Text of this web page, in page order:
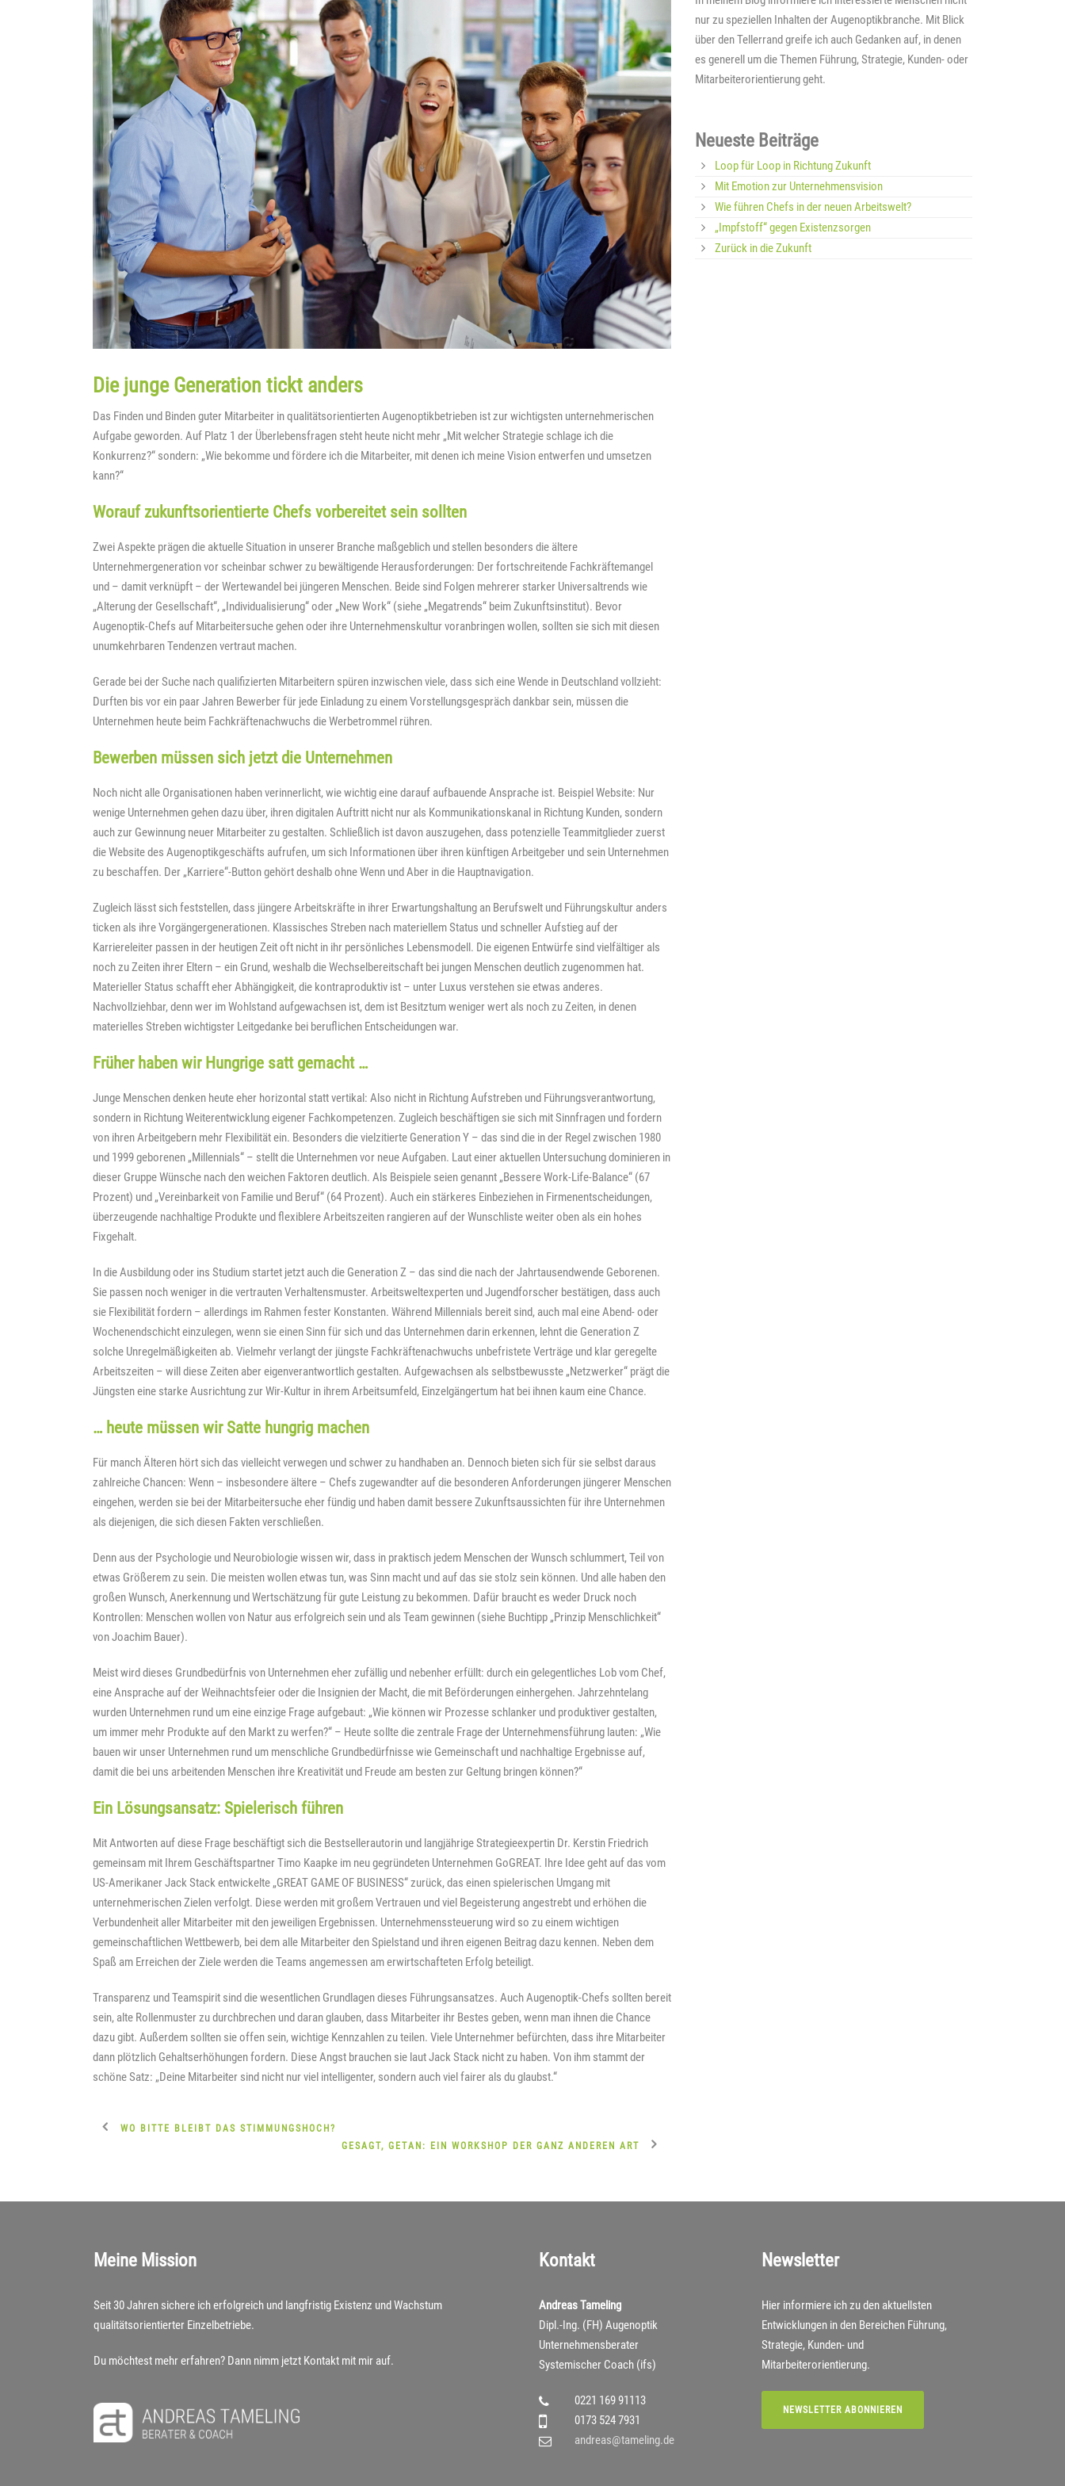
Die junge Generation tickt anders
Das Finden und Binden guter Mitarbeiter in qualitätsorientierten Augenoptikbetrieben ist zur wichtigsten unternehmerischen
Aufgabe geworden. Auf Platz 1 der Überlebensfragen steht heute nicht mehr „Mit welcher Strategie schlage ich die
Konkurrenz?“ sondern: „Wie bekomme und fördere ich die Mitarbeiter, mit denen ich meine Vision entwerfen und umsetzen
kann?“
Worauf zukunftsorientierte Chefs vorbereitet sein sollten
Zwei Aspekte prägen die aktuelle Situation in unserer Branche maßgeblich und stellen besonders die ältere
Unternehmergeneration vor scheinbar schwer zu bewältigende Herausforderungen: Der fortschreitende Fachkräftemangel
und – damit verknüpft – der Wertewandel bei jüngeren Menschen. Beide sind Folgen mehrerer starker Universaltrends wie
„Alterung der Gesellschaft“, „Individualisierung“ oder „New Work“ (siehe „Megatrends“ beim Zukunftsinstitut). Bevor
Augenoptik-Chefs auf Mitarbeitersuche gehen oder ihre Unternehmenskultur voranbringen wollen, sollten sie sich mit diesen
unumkehrbaren Tendenzen vertraut machen.
Gerade bei der Suche nach qualifizierten Mitarbeitern spüren inzwischen viele, dass sich eine Wende in Deutschland vollzieht:
Durften bis vor ein paar Jahren Bewerber für jede Einladung zu einem Vorstellungsgespräch dankbar sein, müssen die
Unternehmen heute beim Fachkräftenachwuchs die Werbetrommel rühren.
Bewerben müssen sich jetzt die Unternehmen
Noch nicht alle Organisationen haben verinnerlicht, wie wichtig eine darauf aufbauende Ansprache ist. Beispiel Website: Nur
wenige Unternehmen gehen dazu über, ihren digitalen Auftritt nicht nur als Kommunikationskanal in Richtung Kunden, sondern
auch zur Gewinnung neuer Mitarbeiter zu gestalten. Schließlich ist davon auszugehen, dass potenzielle Teammitglieder zuerst
die Website des Augenoptikgeschäfts aufrufen, um sich Informationen über ihren künftigen Arbeitgeber und sein Unternehmen
zu beschaffen. Der „Karriere“-Button gehört deshalb ohne Wenn und Aber in die Hauptnavigation.
Zugleich lässt sich feststellen, dass jüngere Arbeitskräfte in ihrer Erwartungshaltung an Berufswelt und Führungskultur anders
ticken als ihre Vorgängergenerationen. Klassisches Streben nach materiellem Status und schneller Aufstieg auf der
Karriereleiter passen in der heutigen Zeit oft nicht in ihr persönliches Lebensmodell. Die eigenen Entwürfe sind vielfältiger als
noch zu Zeiten ihrer Eltern – ein Grund, weshalb die Wechselbereitschaft bei jungen Menschen deutlich zugenommen hat.
Materieller Status schafft eher Abhängigkeit, die kontraproduktiv ist – unter Luxus verstehen sie etwas anderes.
Nachvollziehbar, denn wer im Wohlstand aufgewachsen ist, dem ist Besitztum weniger wert als noch zu Zeiten, in denen
materielles Streben wichtigster Leitgedanke bei beruflichen Entscheidungen war.
Früher haben wir Hungrige satt gemacht …
Junge Menschen denken heute eher horizontal statt vertikal: Also nicht in Richtung Aufstreben und Führungsverantwortung,
sondern in Richtung Weiterentwicklung eigener Fachkompetenzen. Zugleich beschäftigen sie sich mit Sinnfragen und fordern
von ihren Arbeitgebern mehr Flexibilität ein. Besonders die vielzitierte Generation Y – das sind die in der Regel zwischen 1980
und 1999 geborenen „Millennials“ – stellt die Unternehmen vor neue Aufgaben. Laut einer aktuellen Untersuchung dominieren in
dieser Gruppe Wünsche nach den weichen Faktoren deutlich. Als Beispiele seien genannt „Bessere Work-Life-Balance“ (67
Prozent) und „Vereinbarkeit von Familie und Beruf“ (64 Prozent). Auch ein stärkeres Einbeziehen in Firmenentscheidungen,
überzeugende nachhaltige Produkte und flexiblere Arbeitszeiten rangieren auf der Wunschliste weiter oben als ein hohes
Fixgehalt.
In die Ausbildung oder ins Studium startet jetzt auch die Generation Z – das sind die nach der Jahrtausendwende Geborenen.
Sie passen noch weniger in die vertrauten Verhaltensmuster. Arbeitsweltexperten und Jugendforscher bestätigen, dass auch
sie Flexibilität fordern – allerdings im Rahmen fester Konstanten. Während Millennials bereit sind, auch mal eine Abend- oder
Wochenendschicht einzulegen, wenn sie einen Sinn für sich und das Unternehmen darin erkennen, lehnt die Generation Z
solche Unregelmäßigkeiten ab. Vielmehr verlangt der jüngste Fachkräftenachwuchs unbefristete Verträge und klar geregelte
Arbeitszeiten – will diese Zeiten aber eigenverantwortlich gestalten. Aufgewachsen als selbstbewusste „Netzwerker“ prägt die
Jüngsten eine starke Ausrichtung zur Wir-Kultur in ihrem Arbeitsumfeld, Einzelgängertum hat bei ihnen kaum eine Chance.
… heute müssen wir Satte hungrig machen
Für manch Älteren hört sich das vielleicht verwegen und schwer zu handhaben an. Dennoch bieten sich für sie selbst daraus
zahlreiche Chancen: Wenn – insbesondere ältere – Chefs zugewandter auf die besonderen Anforderungen jüngerer Menschen
eingehen, werden sie bei der Mitarbeitersuche eher fündig und haben damit bessere Zukunftsaussichten für ihre Unternehmen
als diejenigen, die sich diesen Fakten verschließen.
Denn aus der Psychologie und Neurobiologie wissen wir, dass in praktisch jedem Menschen der Wunsch schlummert, Teil von
etwas Größerem zu sein. Die meisten wollen etwas tun, was Sinn macht und auf das sie stolz sein können. Und alle haben den
großen Wunsch, Anerkennung und Wertschätzung für gute Leistung zu bekommen. Dafür braucht es weder Druck noch
Kontrollen: Menschen wollen von Natur aus erfolgreich sein und als Team gewinnen (siehe Buchtipp „Prinzip Menschlichkeit“
von Joachim Bauer).
Meist wird dieses Grundbedürfnis von Unternehmen eher zufällig und nebenher erfüllt: durch ein gelegentliches Lob vom Chef,
eine Ansprache auf der Weihnachtsfeier oder die Insignien der Macht, die mit Beförderungen einhergehen. Jahrzehntelang
wurden Unternehmen rund um eine einzige Frage aufgebaut: „Wie können wir Prozesse schlanker und produktiver gestalten,
um immer mehr Produkte auf den Markt zu werfen?“ – Heute sollte die zentrale Frage der Unternehmensführung lauten: „Wie
bauen wir unser Unternehmen rund um menschliche Grundbedürfnisse wie Gemeinschaft und nachhaltige Ergebnisse auf,
damit die bei uns arbeitenden Menschen ihre Kreativität und Freude am besten zur Geltung bringen können?“
Ein Lösungsansatz: Spielerisch führen
Mit Antworten auf diese Frage beschäftigt sich die Bestsellerautorin und langjährige Strategieexpertin Dr. Kerstin Friedrich
gemeinsam mit Ihrem Geschäftspartner Timo Kaapke im neu gegründeten Unternehmen GoGREAT. Ihre Idee geht auf das vom
US-Amerikaner Jack Stack entwickelte „GREAT GAME OF BUSINESS“ zurück, das einen spielerischen Umgang mit
unternehmerischen Zielen verfolgt. Diese werden mit großem Vertrauen und viel Begeisterung angestrebt und erhöhen die
Verbundenheit aller Mitarbeiter mit den jeweiligen Ergebnissen. Unternehmenssteuerung wird so zu einem wichtigen
gemeinschaftlichen Wettbewerb, bei dem alle Mitarbeiter den Spielstand und ihren eigenen Beitrag dazu kennen. Neben dem
Spaß am Erreichen der Ziele werden die Teams angemessen am erwirtschafteten Erfolg beteiligt.
Transparenz und Teamspirit sind die wesentlichen Grundlagen dieses Führungsansatzes. Auch Augenoptik-Chefs sollten bereit
sein, alte Rollenmuster zu durchbrechen und daran glauben, dass Mitarbeiter ihr Bestes geben, wenn man ihnen die Chance
dazu gibt. Außerdem sollten sie offen sein, wichtige Kennzahlen zu teilen. Viele Unternehmer befürchten, dass ihre Mitarbeiter
dann plötzlich Gehaltserhöhungen fordern. Diese Angst brauchen sie laut Jack Stack nicht zu haben. Von ihm stammt der
schöne Satz: „Deine Mitarbeiter sind nicht nur viel intelligenter, sondern auch viel fairer als du glaubst.“
WO BITTE BLEIBT DAS STIMMUNGSHOCH?
GESAGT, GETAN: EIN WORKSHOP DER GANZ ANDEREN ART
nur zu speziellen Inhalten der Augenoptikbranche. Mit Blick
über den Tellerrand greife ich auch Gedanken auf, in denen
es generell um die Themen Führung, Strategie, Kunden- oder
Mitarbeiterorientierung geht.
Neueste Beiträge
Loop für Loop in Richtung Zukunft
Mit Emotion zur Unternehmensvision
Wie führen Chefs in der neuen Arbeitswelt?
„Impfstoff“ gegen Existenzsorgen
Zurück in die Zukunft
Meine Mission
Seit 30 Jahren sichere ich erfolgreich und langfristig Existenz und Wachstum
qualitätsorientierter Einzelbetriebe.
Du möchtest mehr erfahren? Dann nimm jetzt Kontakt mit mir auf.
Kontakt
Andreas Tameling
Dipl.-Ing. (FH) Augenoptik
Unternehmensberater
Systemischer Coach (ifs)
0221 169 91113
0173 524 7931
andreas@tameling.de
Newsletter
Hier informiere ich zu den aktuellsten
Entwicklungen in den Bereichen Führung,
Strategie, Kunden- und
Mitarbeiterorientierung.
NEWSLETTER ABONNIEREN